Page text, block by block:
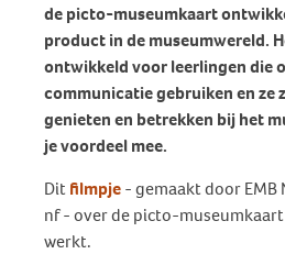
de picto-museumkaart
product in de museumwereld.
ontwikkeld voor leerlingen die
communicatie gebruiken en ze
genieten en betrekken bij het
je voordeel mee.
Dit filmpje- gemaakt door EMB
nf - over de picto-
werkt.